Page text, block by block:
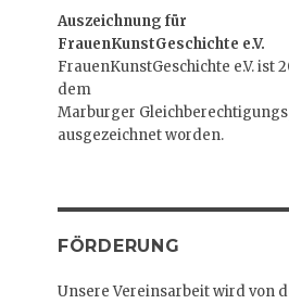
Auszeichnung für
FrauenKunstGeschichte e.V.
FrauenKunstGeschichte e.V. ist
dem
Marburger
ausgezeichnet worden.
FÖRDERUNG
Unsere Vereinsarbeit wird von